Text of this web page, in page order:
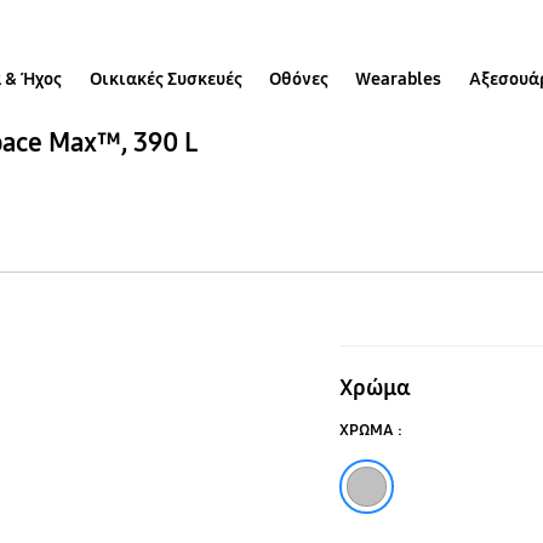
& Ήχος Οικιακές Συσκευές Οθόνες Wearables
Max™, 390 L
με
Space
Max™,
Χρώμα
ΧΡΩΜΑ :